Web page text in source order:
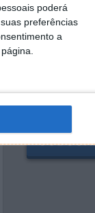
poderá
preferências
a
NEWSLETTER